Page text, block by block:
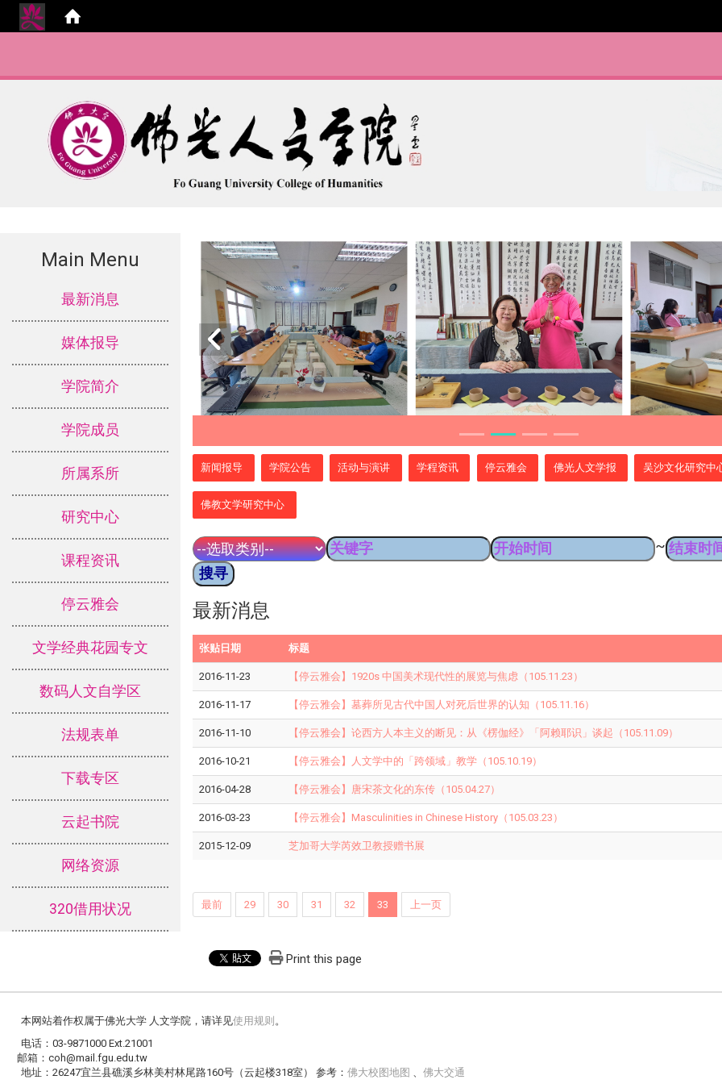
Main Menu
最新消息
媒体报导
学院简介
学院成员
所属系所
研究中心
课程资讯
停云雅会
文学经典花园专文
数码人文自学区
法规表单
下载专区
云起书院
网络资源
320借用状况
新闻报导 学院公告 活动与演讲 学程资讯 停云雅会 佛光人文学报 吴沙文化研究中
佛教文学研究中心
~
最新消息
张贴日期 标题
2016-11-23 【停云雅会】1920s 中国美术现代性的展览与焦虑（105.11.23）
2016-11-17 【停云雅会】墓葬所见古代中国人对死后世界的认知（105.11.16）
2016-11-10 【停云雅会】论西方人本主义的断见：从《楞伽经》「阿赖耶识」谈起（105.11.09）
2016-10-21 【停云雅会】人文学中的「跨领域」教学（105.10.19）
2016-04-28 【停云雅会】唐宋茶文化的东传（105.04.27）
2016-03-23 【停云雅会】Masculinities in Chinese History（105.03.23）
2015-12-09 芝加哥大学芮效卫教授赠书展
最前 29 30 31 32 33 上一页
Print this page
本网站着作权属于佛光大学 人文学院，请详见使用规则 。
电话：03-9871000 Ext.21001
邮箱：coh@mail.fgu.edu.tw
地址：26247宜兰县礁溪乡林美村林尾路160号（云起楼318室） 参考： 佛大校图地图 、 佛大交通